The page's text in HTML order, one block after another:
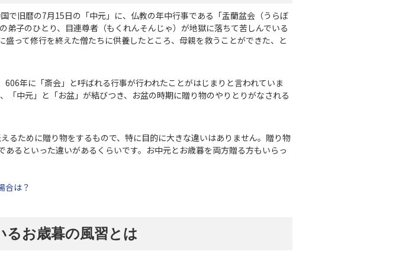
で旧暦の7月15日の「中元」に、仏教の年中行事である「盂蘭盆会（うらぼ
子のひとり、目連尊者（もくれんそんじゃ）が地獄に落ちて苦しんでいる
って修行を終えた僧たちに供養したところ、母親を救うことができた、と
年に「斎会」と呼ばれる行事が行われたことがはじまりと言われていま
中元」と「お盆」が結びつき、お盆の時期に贈り物のやりとりがなされる
るために贈り物をするもので、特に目的に大きな違いはありません。贈り物
るといった違いがあるくらいです。お中元とお歳暮を両方贈る方もいらっ
合は？
るお歳暮の風習とは